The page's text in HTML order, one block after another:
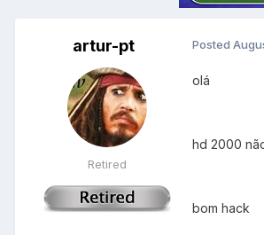
artur-pt
Retired
Posted
olá
hd 2000
bom hack